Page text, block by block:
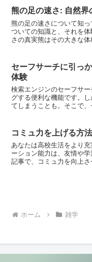
熊の足の速さ: 自然界
熊の足の速さについて知
ついての知識と、それを
さの真実熊はその大きな
セーフサーチに引っ
体験
検索エンジンのセーフサ
グする便利な機能です。
てしまうことも。そこで
コミュ力を上げる方
あなたは高校生活をより
ーション能力は、友情や
記事で、コミュ力を向上
ホーム 雑学